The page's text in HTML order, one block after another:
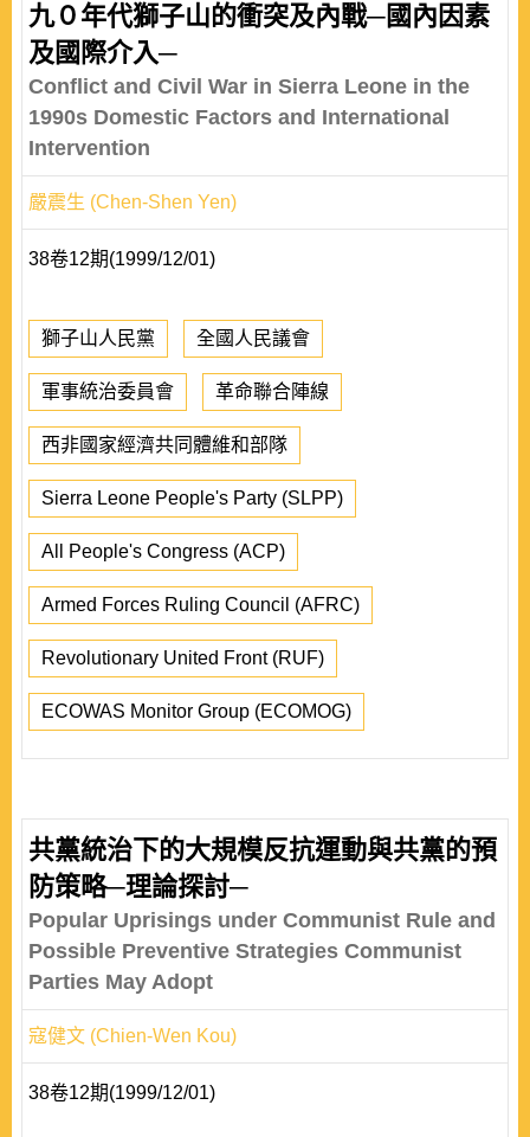
九０年代獅子山的衝突及內戰─國內因素
及國際介入─
Conflict and Civil War in Sierra Leone in the
1990s Domestic Factors and International
Intervention
嚴震生 (Chen-Shen Yen)
38卷12期(1999/12/01)
獅子山人民黨 全國人民議會
軍事統治委員會 革命聯合陣線
西非國家經濟共同體維和部隊
Sierra Leone People's Party (SLPP)
All People's Congress (ACP)
Armed Forces Ruling Council (AFRC)
Revolutionary United Front (RUF)
ECOWAS Monitor Group (ECOMOG)
共黨統治下的大規模反抗運動與共黨的預
防策略─理論探討─
Popular Uprisings under Communist Rule and
Possible Preventive Strategies Communist
Parties May Adopt
寇健文 (Chien-Wen Kou)
38卷12期(1999/12/01)